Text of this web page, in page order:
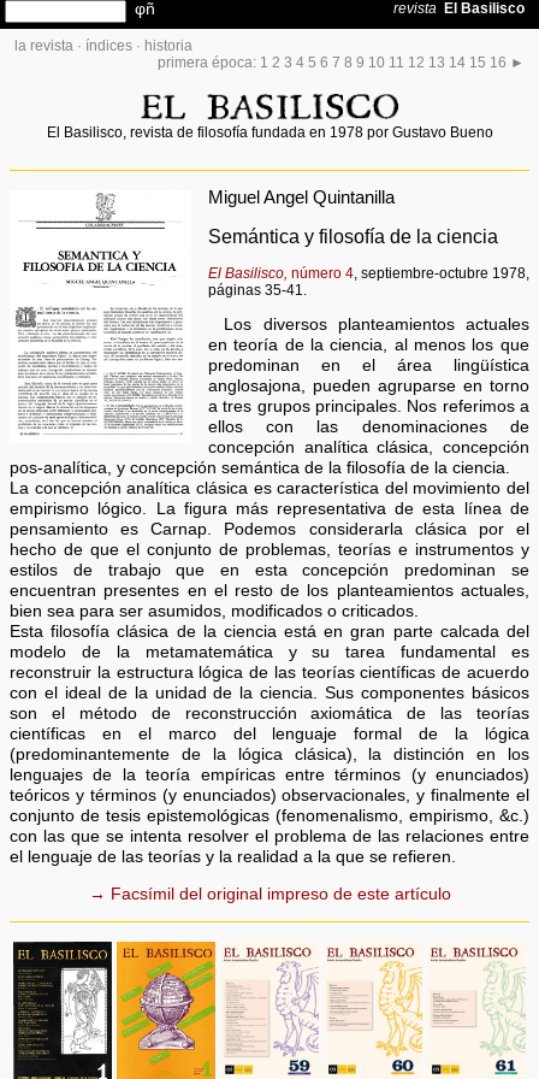
la revista · índices · historia
primera época: 1 2 3 4 5 6 7 8 9 10 11 12 13 14 15 16 ►
El Basilisco, revista de filosofía fundada en 1978 por Gustavo Bueno
Miguel Angel Quintanilla
Semántica y filosofía de la ciencia
El Basilisco, número 4, septiembre-octubre 1978,
páginas 35-41.
Los diversos planteamientos actuales
en teoría de la ciencia, al menos los que
predominan en el área lingüística
anglosajona, pueden agruparse en torno
a tres grupos principales. Nos referimos a
ellos con las denominaciones de
concepción analítica clásica, concepción
pos-analítica, y concepción semántica de la filosofía de la ciencia.
La concepción analítica clásica es característica del movimiento del
empirismo lógico. La figura más representativa de esta línea de
pensamiento es Carnap. Podemos considerarla clásica por el
hecho de que el conjunto de problemas, teorías e instrumentos y
estilos de trabajo que en esta concepción predominan se
encuentran presentes en el resto de los planteamientos actuales,
bien sea para ser asumidos, modificados o criticados.
Esta filosofía clásica de la ciencia está en gran parte calcada del
modelo de la metamatemática y su tarea fundamental es
reconstruir la estructura lógica de las teorías científicas de acuerdo
con el ideal de la unidad de la ciencia. Sus componentes básicos
son el método de reconstrucción axiomática de las teorías
científicas en el marco del lenguaje formal de la lógica
(predominantemente de la lógica clásica), la distinción en los
lenguajes de la teoría empíricas entre términos (y enunciados)
teóricos y términos (y enunciados) observacionales, y finalmente el
conjunto de tesis epistemológicas (fenomenalismo, empirismo, &c.)
con las que se intenta resolver el problema de las relaciones entre
el lenguaje de las teorías y la realidad a la que se refieren.
→ Facsímil del original impreso de este artículo